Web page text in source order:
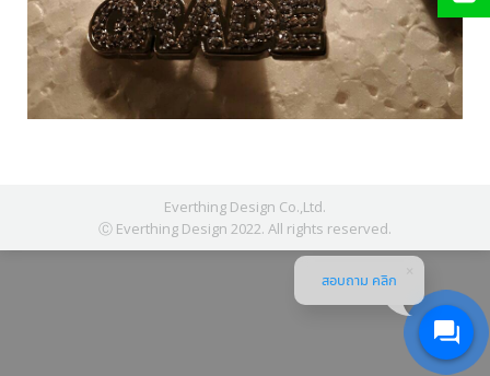
Everthing Design Co.,Ltd.
Ⓒ Everthing Design 2022. All rights reserved.
สอบถาม คลิก